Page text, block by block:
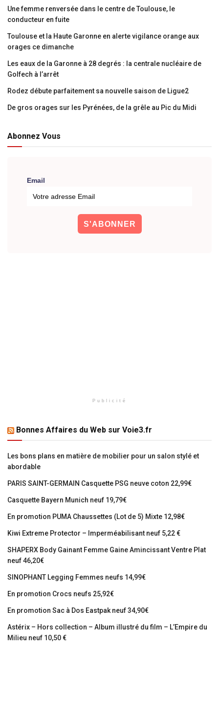
Une femme renversée dans le centre de Toulouse, le
conducteur en fuite
Toulouse et la Haute Garonne en alerte vigilance orange aux
orages ce dimanche
Les eaux de la Garonne à 28 degrés : la centrale nucléaire de
Golfech à l’arrêt
Rodez débute parfaitement sa nouvelle saison de Ligue2
De gros orages sur les Pyrénées, de la grêle au Pic du Midi
Abonnez Vous
Email
Publicité
Bonnes Affaires du Web sur Voie3.fr
Les bons plans en matière de mobilier pour un salon stylé et
abordable
PARIS SAINT-GERMAIN Casquette PSG neuve coton 22,99€
Casquette Bayern Munich neuf 19,79€
En promotion PUMA Chaussettes (Lot de 5) Mixte 12,98€
Kiwi Extreme Protector – Imperméabilisant neuf 5,22 €
SHAPERX Body Gainant Femme Gaine Amincissant Ventre Plat
neuf 46,20€
SINOPHANT Legging Femmes neufs 14,99€
En promotion Crocs neufs 25,92€
En promotion Sac à Dos Eastpak neuf 34,90€
Astérix – Hors collection – Album illustré du film – L’Empire du
Milieu neuf 10,50 €